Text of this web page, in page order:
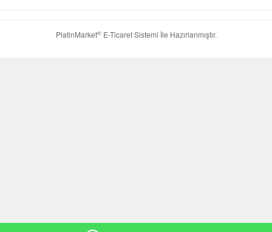
PlatinMarket®E-Ticaret Sistemi İle Hazırlanmıştır.